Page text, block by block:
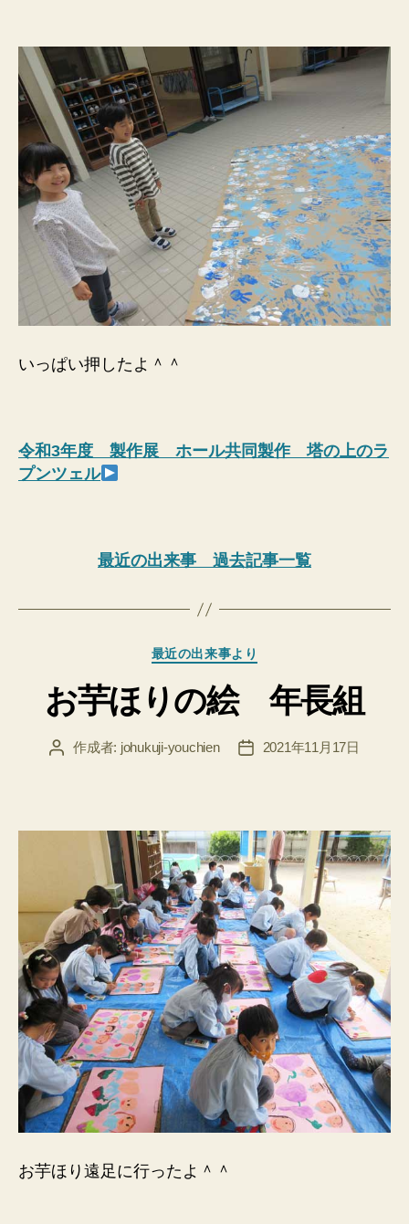
いっぱい押したよ＾＾
令和3年度 製作展 ホール共同製作 塔の上のラ
プンツェル
最近の出来事 過去記事一覧
カ
ゴ
リ
最近の出来事より
お芋ほりの絵 年長組
投 作成者: johukuji-youchien
投
2021年11月17日
お芋ほり遠足に行ったよ＾＾